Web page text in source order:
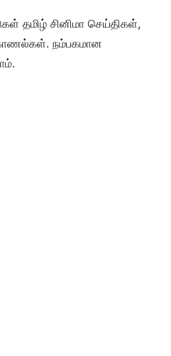
தமிழ் சினிமா செய்திகள்,
நம்பகமான